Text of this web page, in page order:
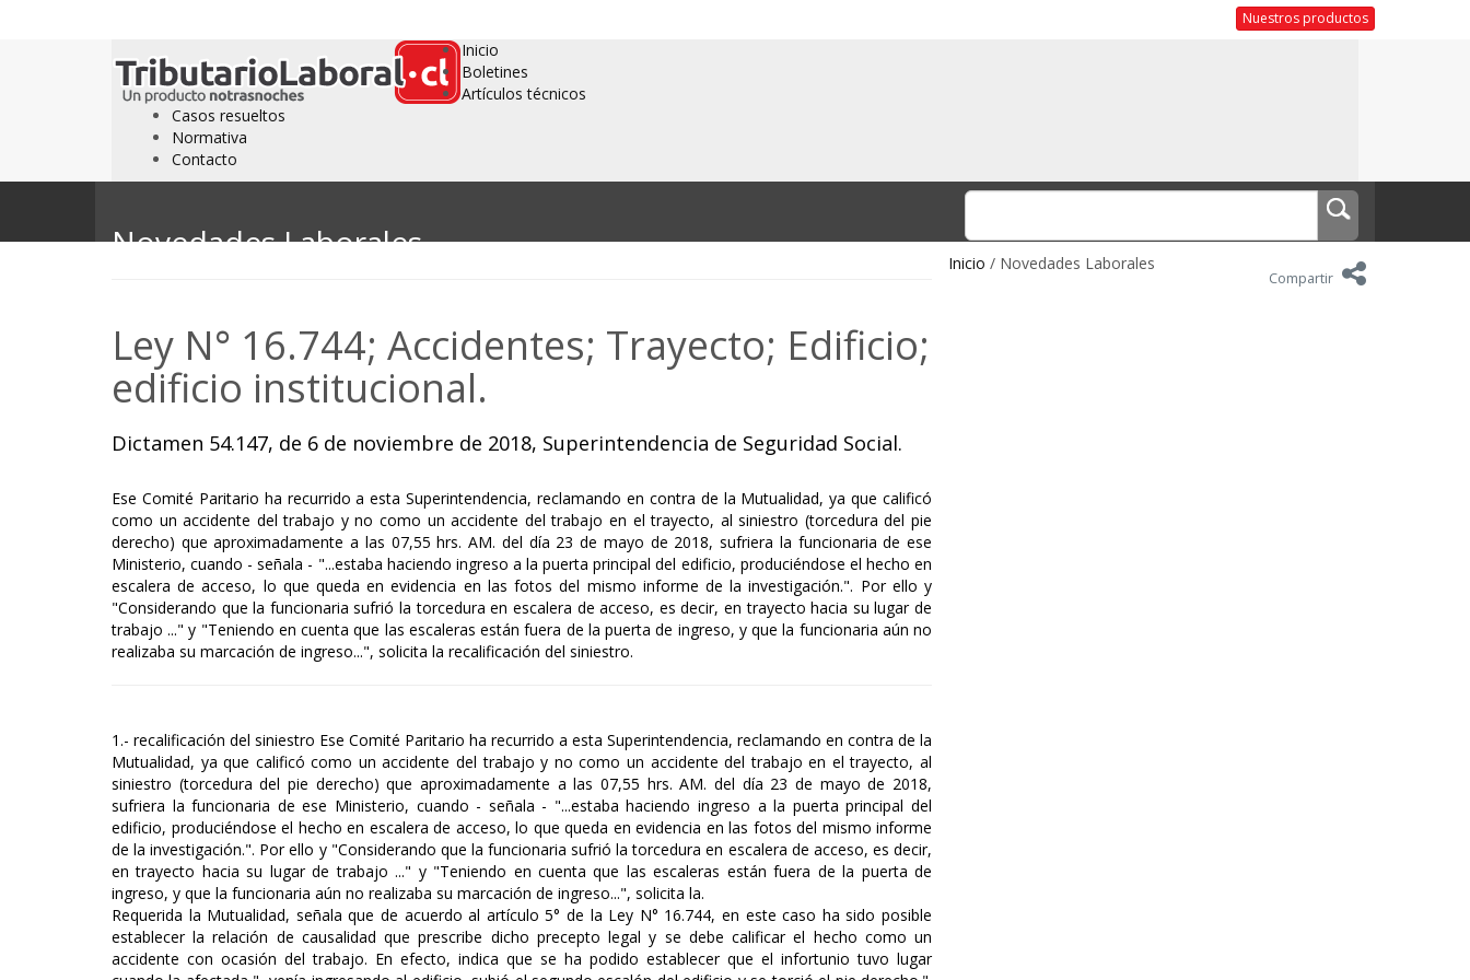
Nuestros productos
Inicio
Boletines
Artículos técnicos
Casos resueltos
Normativa
Contacto
Novedades Laborales
Inicio / Novedades Laborales
Compartir
Ley N° 16.744; Accidentes; Trayecto; Edificio;
edificio institucional.
Dictamen 54.147, de 6 de noviembre de 2018, Superintendencia de Seguridad Social.
Ese Comité Paritario ha recurrido a esta Superintendencia, reclamando en contra de la Mutualidad, ya que calificó
como un accidente del trabajo y no como un accidente del trabajo en el trayecto, al siniestro (torcedura del pie
derecho) que aproximadamente a las 07,55 hrs. AM. del día 23 de mayo de 2018, sufriera la funcionaria de ese
Ministerio, cuando - señala - "...estaba haciendo ingreso a la puerta principal del edificio, produciéndose el hecho en
escalera de acceso, lo que queda en evidencia en las fotos del mismo informe de la investigación.". Por ello y
"Considerando que la funcionaria sufrió la torcedura en escalera de acceso, es decir, en trayecto hacia su lugar de
trabajo ..." y "Teniendo en cuenta que las escaleras están fuera de la puerta de ingreso, y que la funcionaria aún no
realizaba su marcación de ingreso...", solicita la recalificación del siniestro.
1.- recalificación del siniestro Ese Comité Paritario ha recurrido a esta Superintendencia, reclamando en contra de la
Mutualidad, ya que calificó como un accidente del trabajo y no como un accidente del trabajo en el trayecto, al
siniestro (torcedura del pie derecho) que aproximadamente a las 07,55 hrs. AM. del día 23 de mayo de 2018,
sufriera la funcionaria de ese Ministerio, cuando - señala - "...estaba haciendo ingreso a la puerta principal del
edificio, produciéndose el hecho en escalera de acceso, lo que queda en evidencia en las fotos del mismo informe
de la investigación.". Por ello y "Considerando que la funcionaria sufrió la torcedura en escalera de acceso, es decir,
en trayecto hacia su lugar de trabajo ..." y "Teniendo en cuenta que las escaleras están fuera de la puerta de
ingreso, y que la funcionaria aún no realizaba su marcación de ingreso...", solicita la.
Requerida la Mutualidad, señala que de acuerdo al artículo 5° de la Ley N° 16.744, en este caso ha sido posible
establecer la relación de causalidad que prescribe dicho precepto legal y se debe calificar el hecho como un
accidente con ocasión del trabajo. En efecto, indica que se ha podido establecer que el infortunio tuvo lugar